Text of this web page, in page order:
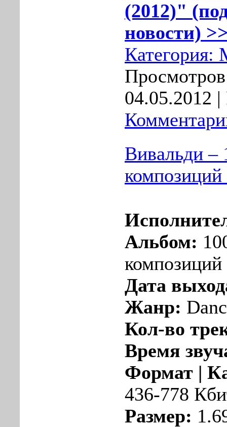
(2012)"
новости)
Категория:
04.05.2012 |
Вивальди –
Альбом:
композиций
Дата
Жанр:
Кол-во
Время
Формат |
436-778
Размер: